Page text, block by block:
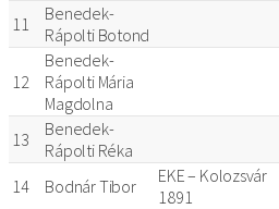
11
Benedek-
Rápolti Botond
12
Benedek-
Rápolti Mária
Magdolna
13
Benedek-
Rápolti Réka
14 Bodnár Tibor
EKE – Kolozsvár
1891